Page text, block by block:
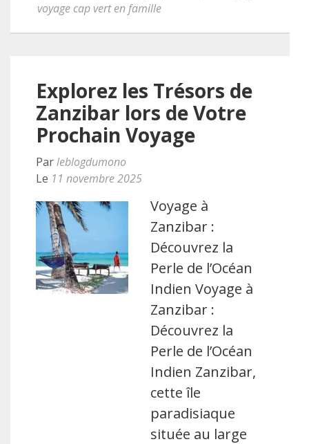
voyage cap vert en famille
Explorez les Trésors de
Zanzibar lors de Votre
Prochain Voyage
Parleblogdumono
Le 11 novembre 2025
Voyage à
Zanzibar :
Découvrez la
Perle de l’Océan
Indien Voyage à
Zanzibar :
Découvrez la
Perle de l’Océan
Indien Zanzibar,
cette île
paradisiaque
située au large